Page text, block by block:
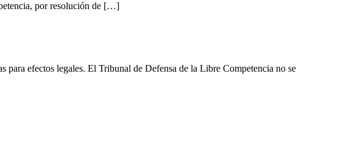
por resolución de […]
efectos legales. El Tribunal de Defensa de la Libre Competencia no se